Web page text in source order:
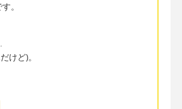
。
けど)。